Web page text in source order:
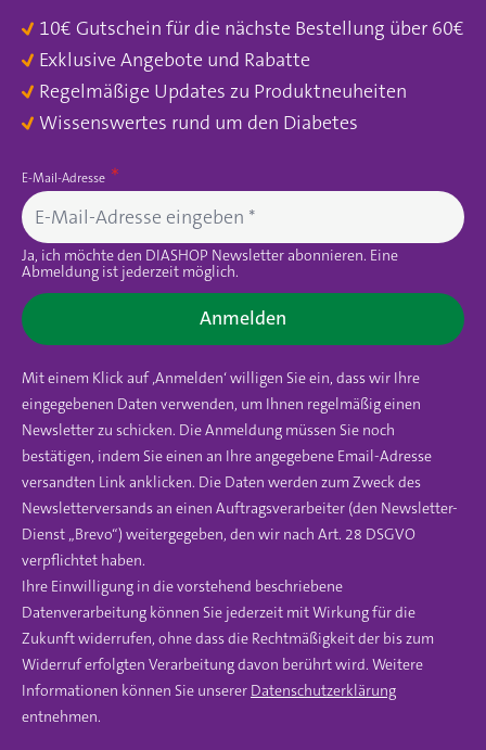
10€ Gutschein für die nächste Bestellung über 60€
Exklusive Angebote und Rabatte
Regelmäßige Updates zu Produktneuheiten
Wissenswertes rund um den Diabetes
E-Mail-Adresse
Ja, ich möchte den DIASHOP Newsletter abonnieren. Eine
Abmeldung ist jederzeit möglich.
Anmelden
Mit einem Klick auf ‚Anmelden‘ willigen Sie ein, dass wir Ihre
eingegebenen Daten verwenden, um Ihnen regelmäßig einen
Newsletter zu schicken. Die Anmeldung müssen Sie noch
bestätigen, indem Sie einen an Ihre angegebene Email-Adresse
versandten Link anklicken. Die Daten werden zum Zweck des
Newsletterversands an einen Auftragsverarbeiter (den Newsletter-
Dienst „Brevo“) weitergegeben, den wir nach Art. 28 DSGVO
verpflichtet haben.
Ihre Einwilligung in die vorstehend beschriebene
Datenverarbeitung können Sie jederzeit mit Wirkung für die
Zukunft widerrufen, ohne dass die Rechtmäßigkeit der bis zum
Widerruf erfolgten Verarbeitung davon berührt wird. Weitere
Informationen können Sie unserer Datenschutzerklärung
entnehmen.